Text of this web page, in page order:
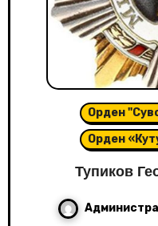
Орден
Орден
Тупиков